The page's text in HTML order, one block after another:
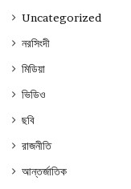
Uncategorized
নরসিংদী
মিডিয়া
ভিডিও
ছবি
রাজনীতি
আন্তর্জাতিক